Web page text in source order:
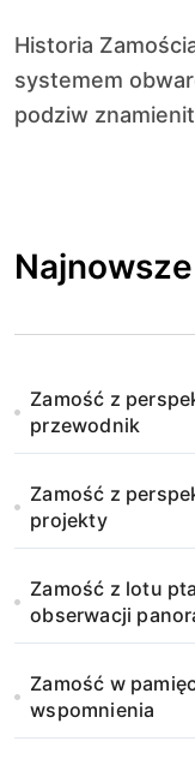
Historia Zamościa splata się nierozerwalnie z
systemem
podziw
Zamość z
przewodnik
Zamość z
projekty
Zamość z lotu
obserwacji
Zamość w
wspomnienia